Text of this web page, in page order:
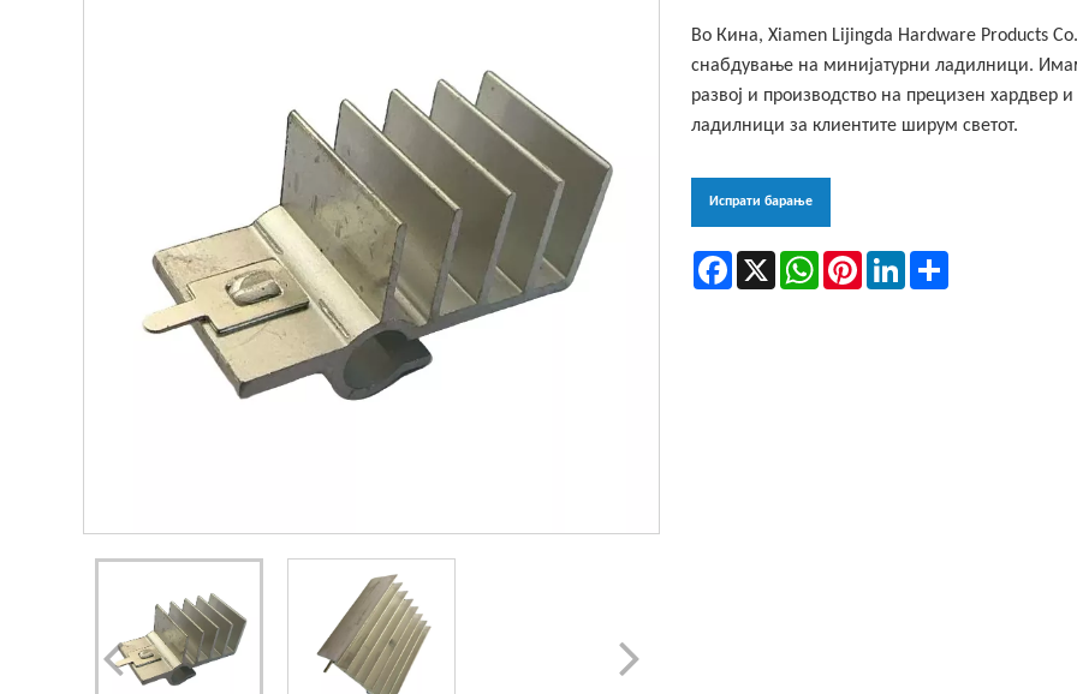
Во Кина, Xiamen Lijingda Hardware Products
снабдување на минијатурни ладилници.
развој и производство на прецизен хардвер
ладилници за клиентите ширум светот.
Испрати барање
Facebook
X WhatsAppPinterestLinkedIn